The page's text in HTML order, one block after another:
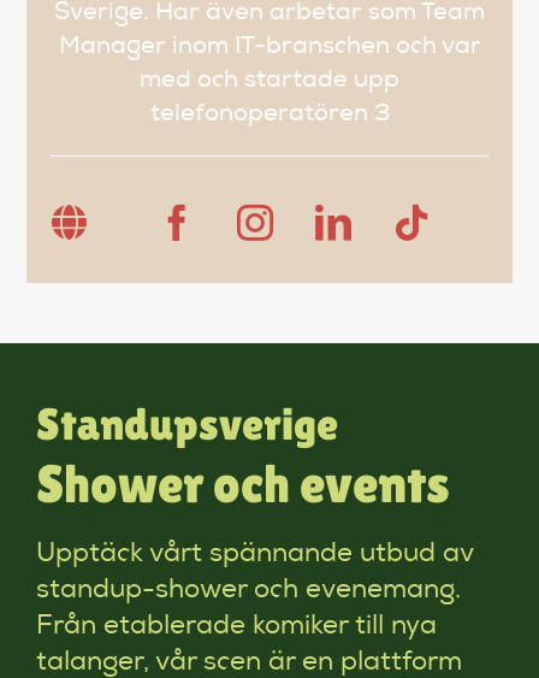
Sverige. Har även arbetar som Team
Manager inom IT-branschen och var
med och startade upp
telefonoperatören 3
Standupsverige
Shower och events
Upptäck vårt spännande utbud av
standup-shower och evenemang.
Från etablerade komiker till nya
talanger, vår scen är en plattform